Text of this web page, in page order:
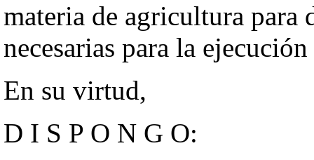
materia de agricultura para
necesarias para la
En su virtud,
D I S P O N G O: